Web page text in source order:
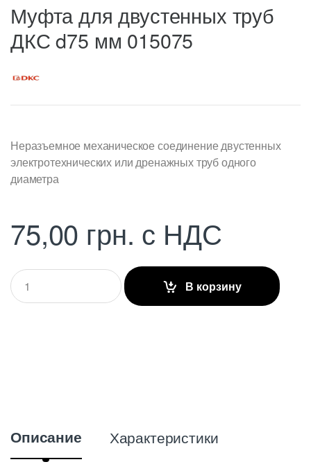
Муфта для двустенных труб
ДКС d75 мм 015075
Неразъемное механическое соединение двустенных
электротехнических или дренажных труб одного
диаметра
75,00 грн. с НДС
Q
u
a
В корзину
Описание Характеристики